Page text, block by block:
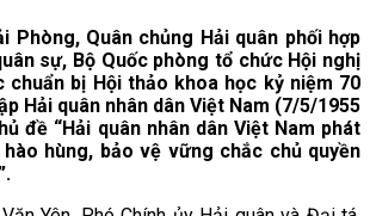
Phòng, Quân chủng Hải quân phối hợp
sự, Bộ Quốc phòng tổ chức Hội nghị
chuẩn bị Hội thảo khoa học kỷ niệm 70
Hải quân nhân dân Việt Nam (7/5/1955
đề “Hải quân nhân dân Việt Nam phát
hùng, bảo vệ vững chắc chủ quyền